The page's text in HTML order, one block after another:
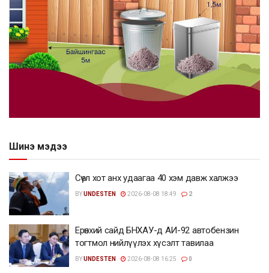
Шинэ мэдээ
Сөүл хот анх удаагаа 40 хэм давж халжээ
BYUNDESTEN 2026-08-08 18:49 2
Ерөнхий сайд БНХАУ-д АИ-92 автобензин
тогтмол нийлүүлэх хүсэлт тавилаа
BYUNDESTEN 2026-08-08 16:25 0